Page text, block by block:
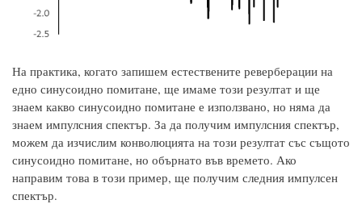
На практика, когато запишем естествените реверберации на
едно синусоидно помитане, ще имаме този резултат и ще
знаем какво синусоидно помитане е използвано, но няма да
знаем импулсния спектър. За да получим импулсния спектър,
можем да изчислим конволюцията на този резултат със същото
синусоидно помитане, но обърнато във времето. Ако
направим това в този пример, ще получим следния импулсен
спектър.